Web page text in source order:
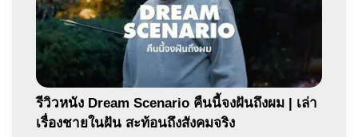
รีวิวหนัง Dream Scenario คืนนี้จงฝันถึงผม | เล่า
เรื่องชายในฝัน สะท้อนถึงสังคมจริง